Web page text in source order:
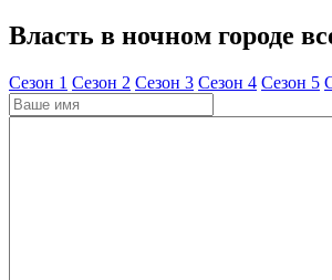
Власть в ночном городе
Cезон 1 Cезон 2 Cезон 3 Cезон 4 Cезон 5